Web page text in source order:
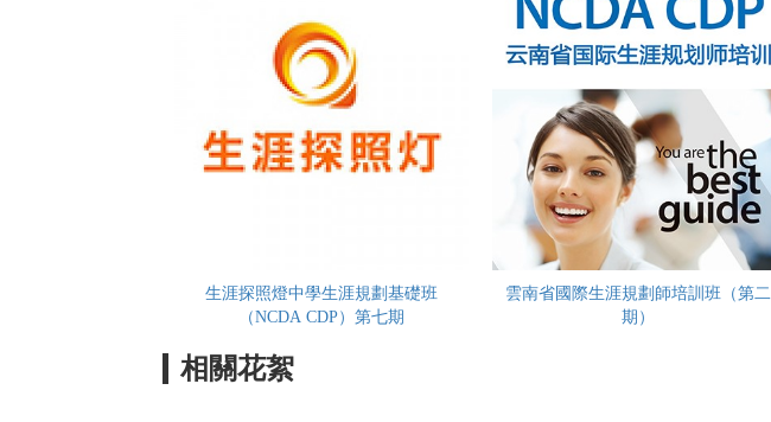
生涯探照燈中學生涯規劃基礎班
（NCDA CDP）第七期
雲南省國際生涯規劃師培訓班（第二
期）
相關花絮